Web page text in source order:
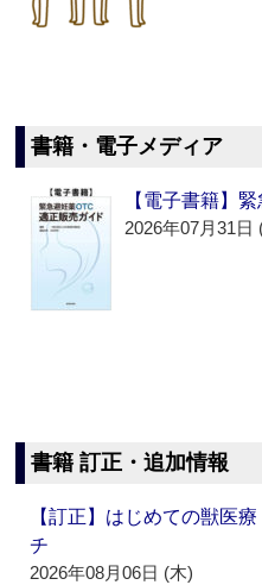
書籍・電子メディア
【電子書籍】
2026年07月31日
書籍 訂正・追加情報
【訂正】はじめての獣医
チ
2026年08月06日 (木)